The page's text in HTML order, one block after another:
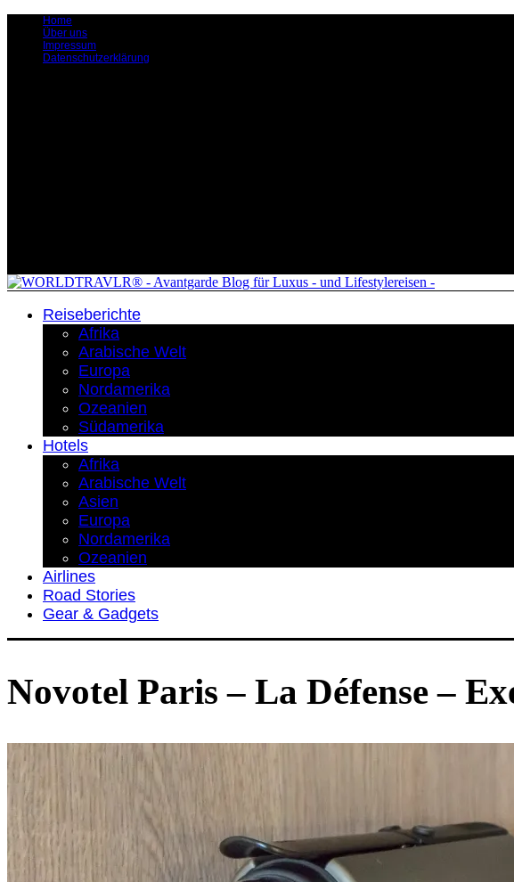
Home
Über uns
Impressum
Datenschutzerklärung
Reiseberichte
Afrika
Arabische Welt
Europa
Nordamerika
Ozeanien
Südamerika
Hotels
Afrika
Arabische Welt
Asien
Europa
Nordamerika
Ozeanien
Airlines
Road Stories
Gear & Gadgets
Novotel Paris – La Défense –